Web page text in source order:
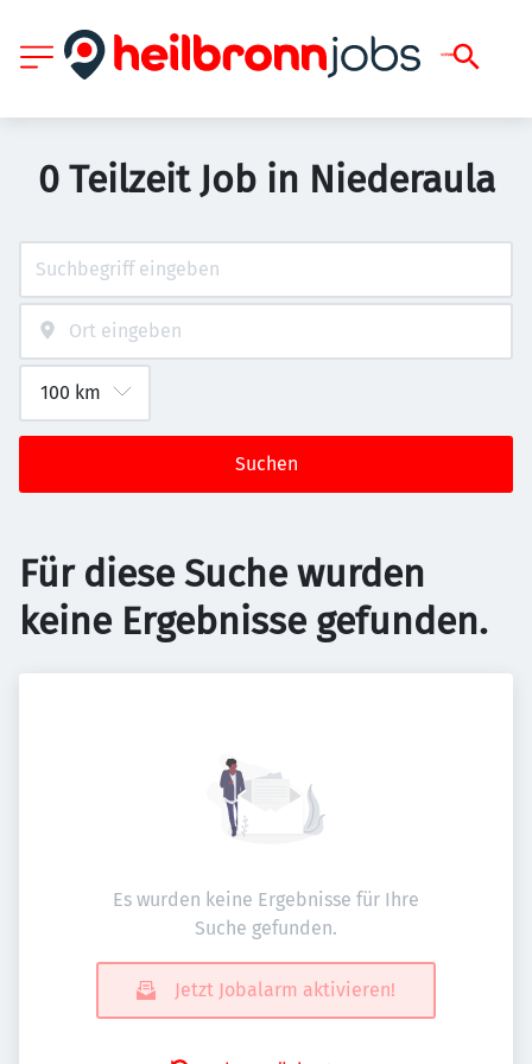
0 Teilzeit Job in Niederaula
Suchen
Für diese Suche wurden
keine Ergebnisse gefunden.
Es wurden keine Ergebnisse für Ihre
Suche gefunden.
Jetzt Jobalarm aktivieren!